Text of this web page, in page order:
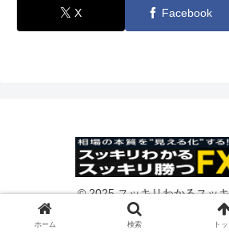
X Facebook
© 2025 スッキリわかるスッ
ホーム 検索 ト